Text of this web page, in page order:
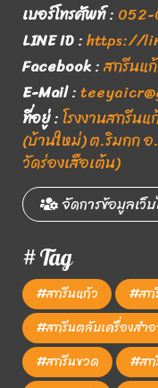
เบอร์โทรศัพท์:
LINE ID:https://
Facebook:สกรีนแ
E-Mail:
ที่อยู่:โรงงานสกรีน
(บ้านใหม่) ต.ริมกก อ
วัดร่องเสือเต้น)
จัดการข้อมูลเว็
# Tag
#สกรีนแก้ว #สก
#สกรีนตลับเครื่องสำ
#สกรีนขวด
#สก